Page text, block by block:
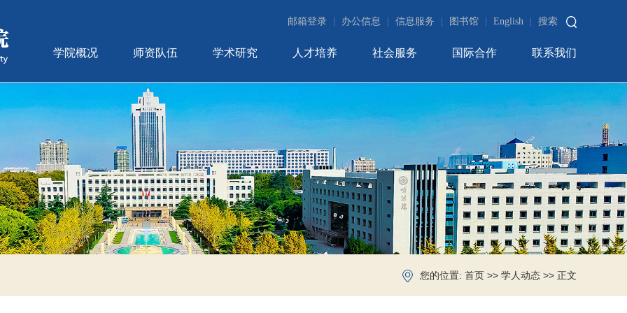
邮箱登录 办公信息 信息服务 图书馆 English 搜索
学院概况 师资队伍 学术研究 人才培养 社会服务 国际合作 联系我们
您的位置: 首页 >> 学人动态 >> 正文